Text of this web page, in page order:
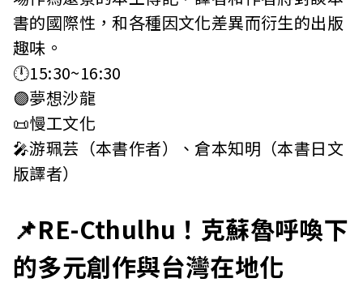
書的國際性，和各種因文化差異而衍生的出版
趣味。
🕛15:30~16:30
🟣夢想沙龍
📜慢工文化
🎤游珮芸（本書作者）、倉本知明（本書日文
版譯者）
📌RE-Cthulhu！克蘇魯呼喚下
的多元創作與台灣在地化